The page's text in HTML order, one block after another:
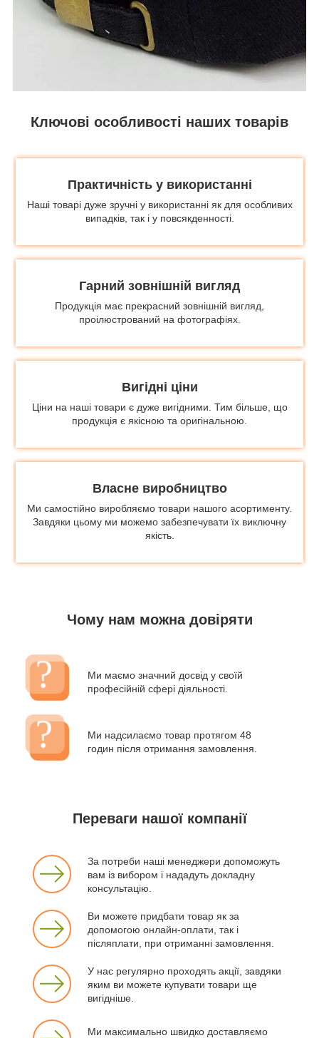
Ключові особливості наших товарів
Практичність у використанні
Наші товарі дуже зручні у використанні як для особливих
випадків, так і у повсякденності.
Гарний зовнішній вигляд
Продукція має прекрасний зовнішній вигляд,
проілюстрований на фотографіях.
Вигідні ціни
Ціни на наші товари є дуже вигідними. Тим більше, що
продукція є якісною та оригінальною.
Власне виробництво
Ми самостійно виробляємо товари нашого асортименту.
Завдяки цьому ми можемо забезпечувати їх виключну
якість.
Чому нам можна довіряти
Ми маємо значний досвід у своїй
професійній сфері діяльності.
Ми надсилаємо товар протягом 48
годин після отримання замовлення.
Переваги нашої компанії
За потреби наші менеджери допоможуть
вам із вибором і нададуть докладну
консультацію.
Ви можете придбати товар як за
допомогою онлайн-оплати, так і
післяплати, при отриманні замовлення.
У нас регулярно проходять акції, завдяки
яким ви можете купувати товари ще
вигідніше.
Ми максимально швидко доставляємо